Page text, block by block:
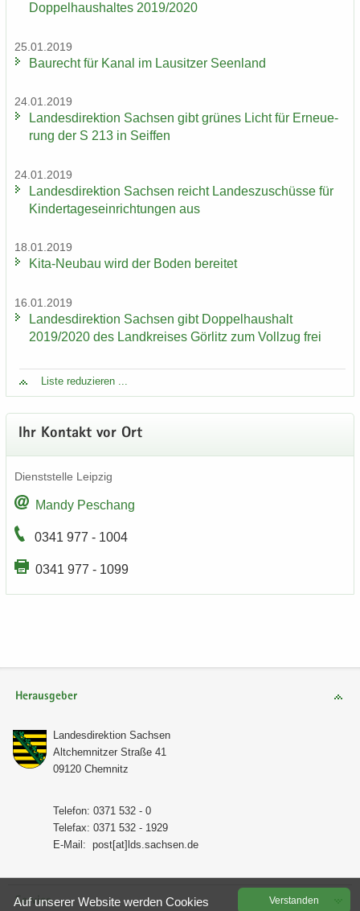
Dop­pel­haus­hal­tes 2019/2020
25.01.2019
Bau­recht für Kanal im Lau­sit­zer Se­en­land
24.01.2019
Lan­des­di­rek­ti­on Sach­sen gibt grü­nes Licht für Er­neue­
rung der S 213 in Seif­fen
24.01.2019
Lan­des­di­rek­ti­on Sach­sen reicht Lan­des­zu­schüs­se für
Kin­der­ta­ges­ein­rich­tun­gen aus
18.01.2019
Kita-​Neubau wird der Boden be­rei­tet
16.01.2019
Lan­des­di­rek­ti­on Sach­sen gibt Dop­pel­haus­halt
2019/2020 des Land­krei­ses Gör­litz zum Voll­zug frei
Liste re­du­zie­ren ...
Ihr Kon­takt vor Ort
Dienst­stel­le Leip­zig
Mandy Peschang
0341 977 - 1004
0341 977 - 1099
Herausgeber
Lan­des­di­rek­ti­on Sach­sen
Alt­chem­nit­zer Stra­ße 41
09120 Chem­nitz
Te­le­fon: 0371 532 - 0
Te­le­fax: 0371 532 - 1929
E-​Mail: post[at]lds.sach­sen.de
Service Ver­stan­den
Auf un­se­rer Web­site wer­den Coo­kies